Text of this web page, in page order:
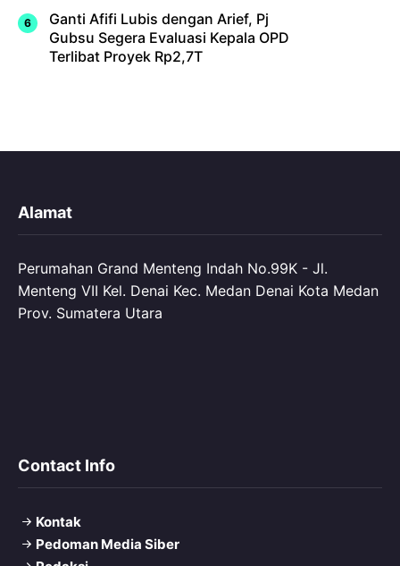
Ganti Afifi Lubis dengan Arief, Pj
Gubsu Segera Evaluasi Kepala OPD
Terlibat Proyek Rp2,7T
Alamat
Perumahan Grand Menteng Indah No.99K - Jl.
Menteng VII Kel. Denai Kec. Medan Denai Kota Medan
Prov. Sumatera Utara
Contact Info
Kontak
Pedoman Media Siber